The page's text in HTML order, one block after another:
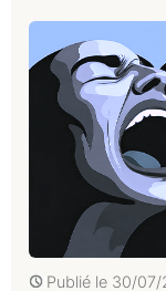
Publié le 30/07/